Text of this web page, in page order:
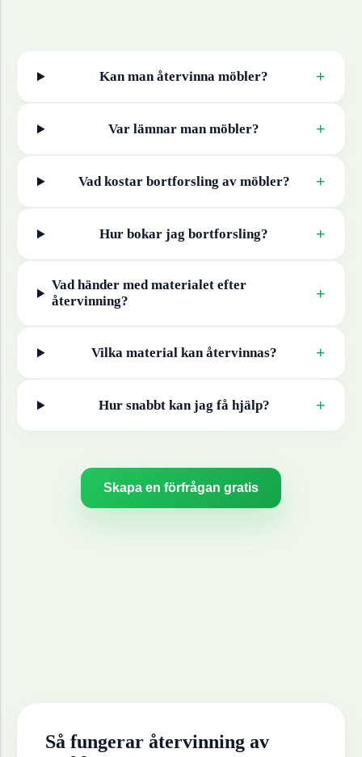
Kan man återvinna möbler? +
Var lämnar man möbler? +
Vad kostar bortforsling av möbler? +
Hur bokar jag bortforsling? +
Vad händer med materialet efter
återvinning?
+
Vilka material kan återvinnas? +
Hur snabbt kan jag få hjälp? +
Skapa en förfrågan gratis
Så fungerar återvinning av